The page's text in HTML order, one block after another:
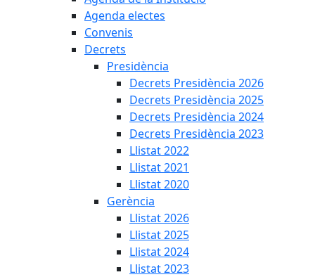
Agenda electes
Convenis
Decrets
Presidència
Decrets Presidència 2026
Decrets Presidència 2025
Decrets Presidència 2024
Decrets Presidència 2023
Llistat 2022
Llistat 2021
Llistat 2020
Gerència
Llistat 2026
Llistat 2025
Llistat 2024
Llistat 2023